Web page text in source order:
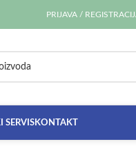
PRIJAVA /
SERVISKONTAKT